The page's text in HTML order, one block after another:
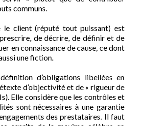
communs.
le client (réputé tout puissant) est
de décrire, de définir et de
en connaissance de cause, ce dont
une fiction.
d’obligations libellées en
d’objectivité et de « rigueur de
Elle considère que les contrôles et
sont nécessaires à une garantie
des prestataires. Il faut